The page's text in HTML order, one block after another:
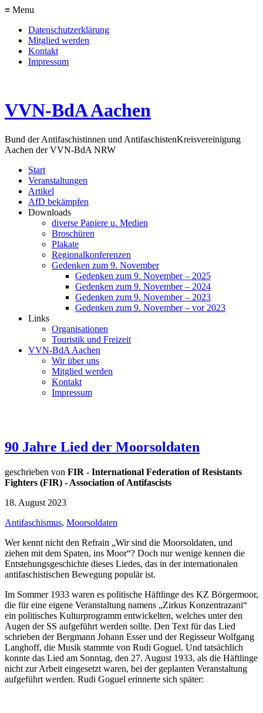
≡ Menu
Datenschutzerklärung
Mitglied werden
Kontakt
Impressum
VVN-BdA Aachen
Bund der Antifaschistinnen und AntifaschistenKreisvereinigung
Aachen der VVN-BdA NRW
Start
Veranstaltungen
Artikel
AfD bekämpfen
Downloads
diverse Papiere u. Medien
Broschüren
Plakate
Regionalkonferenzen
Gedenken zum 9. November
Gedenken zum 9. November – 2025
Gedenken zum 9. November – 2024
Gedenken zum 9. November – 2023
Gedenken zum 9. November – vor 2023
Links
Organisationen
Touristik und Freizeit
VVN-BdA Aachen
Wir über uns
Mitglied werden
Kontakt
Impressum
90 Jahre Lied der Moorsoldaten
geschrieben von FIR - International Federation of Resistants
Fighters (FIR) - Association of Antifascists
18. August 2023
Antifaschismus, Moorsoldaten
Wer kennt nicht den Refrain „Wir sind die Moorsoldaten, und
ziehen mit dem Spaten, ins Moor“? Doch nur wenige kennen die
Entstehungsgeschichte dieses Liedes, das in der internationalen
antifaschistischen Bewegung populär ist.
Im Sommer 1933 waren es politische Häftlinge des KZ Börgermoor,
die für eine eigene Veranstaltung namens „Zirkus Konzentrazani“
ein politisches Kulturprogramm entwickelten, welches unter den
Augen der SS aufgeführt werden sollte. Den Text für das Lied
schrieben der Bergmann Johann Esser und der Regisseur Wolfgang
Langhoff, die Musik stammte von Rudi Goguel. Und tatsächlich
konnte das Lied am Sonntag, den 27. August 1933, als die Häftlinge
nicht zur Arbeit eingesetzt waren, bei der geplanten Veranstaltung
aufgeführt werden. Rudi Goguel erinnerte sich später: